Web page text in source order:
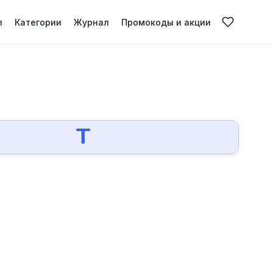
Категории Журнал Промокоды и акции
Т